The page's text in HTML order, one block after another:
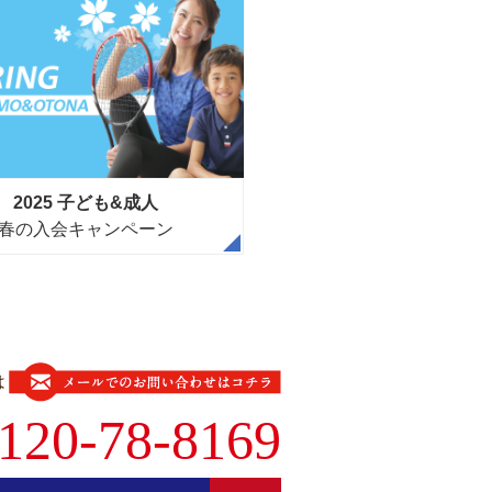
2025 子ども&成人
の入会キャンペーン
78-8169